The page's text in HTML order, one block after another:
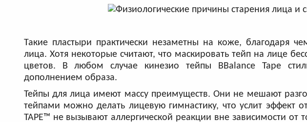
Такие пластыри практически незаметны на коже, благодаря
лица. Хотя некоторые считают, что маскировать тейп на лице
цветов. В любом случае кинезио тейпы BBalance Tape
дополнением образа.
Тейпы для лица имеют массу преимуществ. Они не мешают
тейпами можно делать лицевую гимнастику, что услит эффект
TAPE™ не вызывают аллергической реакции вне зависимости от